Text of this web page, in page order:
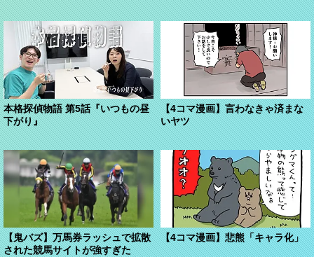
本格探偵物語 第5話『いつもの昼
下がり』
【4コマ漫画】言わなきゃ済まな
いヤツ
【鬼バズ】万馬券ラッシュで拡散
された競馬サイトが強すぎた
【4コマ漫画】悲熊「キャラ化」